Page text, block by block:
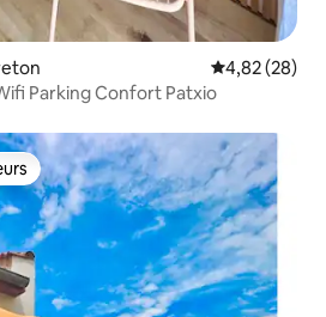
Évaluation
4,82 (28)
Parking Confort Patxio